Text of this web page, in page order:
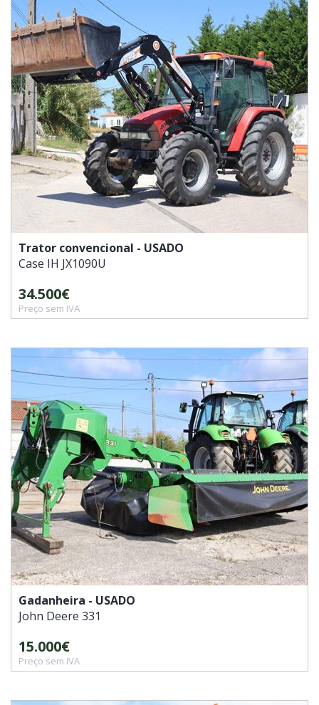
Trator convencional - USADO
Case IH JX1090U
34.500€
Preço sem IVA
Gadanheira - USADO
John Deere 331
15.000€
Preço sem IVA